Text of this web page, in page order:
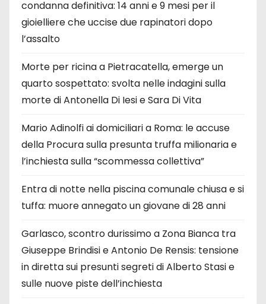
condanna definitiva: 14 anni e 9 mesi per il
gioielliere che uccise due rapinatori dopo
l’assalto
Morte per ricina a Pietracatella, emerge un
quarto sospettato: svolta nelle indagini sulla
morte di Antonella Di Iesi e Sara Di Vita
Mario Adinolfi ai domiciliari a Roma: le accuse
della Procura sulla presunta truffa milionaria e
l’inchiesta sulla “scommessa collettiva”
Entra di notte nella piscina comunale chiusa e si
tuffa: muore annegato un giovane di 28 anni
Garlasco, scontro durissimo a Zona Bianca tra
Giuseppe Brindisi e Antonio De Rensis: tensione
in diretta sui presunti segreti di Alberto Stasi e
sulle nuove piste dell’inchiesta